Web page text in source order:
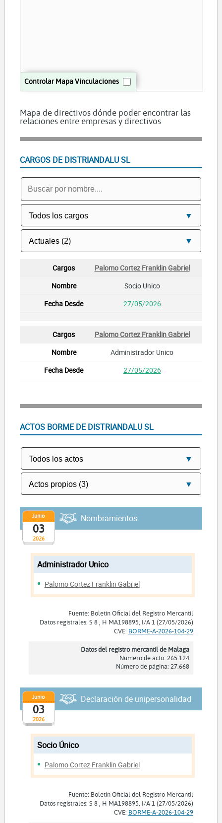
Controlar Mapa Vinculaciones
Mapa de directivos dónde poder encontrar las
relaciones entre empresas y directivos
CARGOS DE DISTRIANDALU SL
Palomo Cortez Franklin Gabriel
Socio Unico
27/05/2026
Palomo Cortez Franklin Gabriel
Administrador Unico
27/05/2026
ACTOS BORME DE DISTRIANDALU SL
2026
Junio
03
Nombramientos
Administrador Unico
Palomo Cortez Franklin Gabriel
Fuente: Boletín Oficial del Registro Mercantil
Datos registrales: S 8 , H MA198895, I/A 1 (27/05/2026)
CVE: BORME-A-2026-104-29
Datos del registro mercantil de Malaga
Número de acto: 265.124
Número de página: 27.668
2026
Junio
03
Declaración de unipersonalidad
Socio Único
Palomo Cortez Franklin Gabriel
Fuente: Boletín Oficial del Registro Mercantil
Datos registrales: S 8 , H MA198895, I/A 1 (27/05/2026)
CVE: BORME-A-2026-104-29